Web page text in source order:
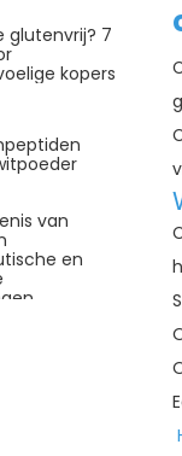
glutenvrij? 7
kopers
van
en